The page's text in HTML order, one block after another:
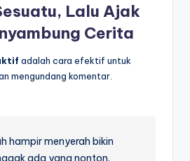
Lalu Ajak
Cerita
adalah cara efektif untuk
mengundang komentar.
hampir menyerah bikin
ada yang nonton.